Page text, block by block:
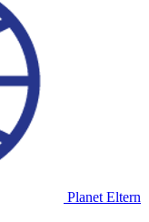
Planet Eltern